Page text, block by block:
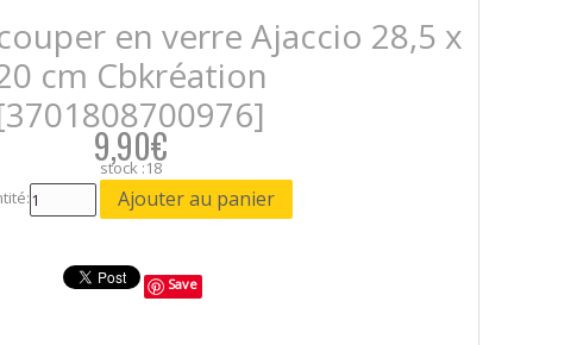
en verre Ajaccio 28,5 x
cm Cbkréation
9,90€
stock :18
Save